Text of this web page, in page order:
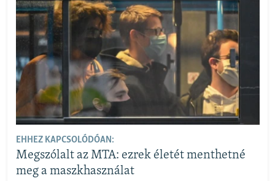
EHHEZ KAPCSOLÓDÓAN:
Megszólalt az MTA: ezrek életét menthetné
meg a maszkhasználat